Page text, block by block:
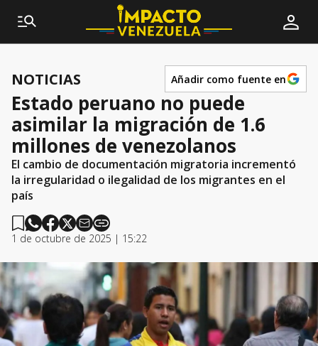
NOTICIAS Añadir como fuente en
Estado peruano no puede
asimilar la migración de 1.6
millones de venezolanos
El cambio de documentación migratoria incrementó
la irregularidad o ilegalidad de los migrantes en el
país
1 de octubre de 2025 | 15:22